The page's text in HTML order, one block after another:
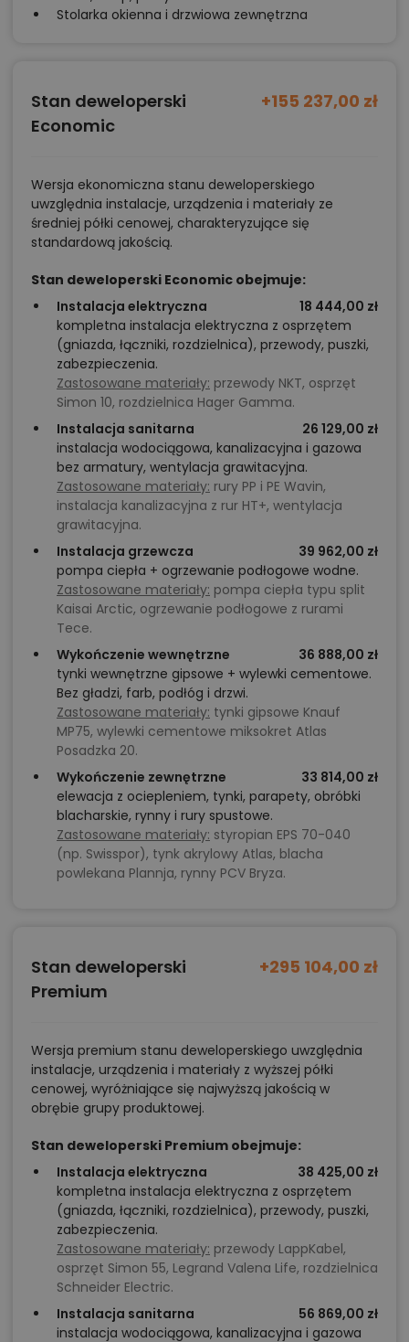
Stolarka okienna i drzwiowa zewnętrzna
Stan deweloperski
Economic
+155 237,00 zł
Wersja ekonomiczna stanu deweloperskiego
uwzględnia instalacje, urządzenia i materiały ze
średniej półki cenowej, charakteryzujące się
standardową jakością.
Stan deweloperski Economic obejmuje:
Instalacja elektryczna
18 444,00 zł
kompletna instalacja elektryczna z osprzętem
(gniazda, łączniki, rozdzielnica), przewody, puszki,
zabezpieczenia.
Zastosowane materiały: przewody NKT, osprzęt
Simon 10, rozdzielnica Hager Gamma.
Instalacja sanitarna
26 129,00 zł
instalacja wodociągowa, kanalizacyjna i gazowa
bez armatury, wentylacja grawitacyjna.
Zastosowane materiały: rury PP i PE Wavin,
instalacja kanalizacyjna z rur HT+, wentylacja
grawitacyjna.
Instalacja grzewcza
39 962,00 zł
pompa ciepła + ogrzewanie podłogowe wodne.
Zastosowane materiały: pompa ciepła typu split
Kaisai Arctic, ogrzewanie podłogowe z rurami
Tece.
Wykończenie wewnętrzne
36 888,00 zł
tynki wewnętrzne gipsowe + wylewki cementowe.
Bez gładzi, farb, podłóg i drzwi.
Zastosowane materiały: tynki gipsowe Knauf
MP75, wylewki cementowe miksokret Atlas
Posadzka 20.
Wykończenie zewnętrzne
33 814,00 zł
elewacja z ociepleniem, tynki, parapety, obróbki
blacharskie, rynny i rury spustowe.
Zastosowane materiały: styropian EPS 70-040
(np. Swisspor), tynk akrylowy Atlas, blacha
powlekana Plannja, rynny PCV Bryza.
Stan deweloperski
Premium
+295 104,00 zł
Wersja premium stanu deweloperskiego uwzględnia
instalacje, urządzenia i materiały z wyższej półki
cenowej, wyróżniające się najwyższą jakością w
obrębie grupy produktowej.
Stan deweloperski Premium obejmuje:
Instalacja elektryczna
38 425,00 zł
kompletna instalacja elektryczna z osprzętem
(gniazda, łączniki, rozdzielnica), przewody, puszki,
zabezpieczenia.
Zastosowane materiały: przewody LappKabel,
osprzęt Simon 55, Legrand Valena Life, rozdzielnica
Schneider Electric.
Instalacja sanitarna
56 869,00 zł
instalacja wodociągowa, kanalizacyjna i gazowa